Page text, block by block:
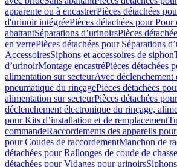
apparente ou à encastrerPièces détachées
d'urinoir intégréePièces détachées pour
abattantSéparations d’urinoirsPièces
en verrePièces détachées pour Séparations
AccessoiresSiphons et accessoires de siphon
dʼurinoirMontage encastréPièces détachées
alimentation sur secteurAvec
pneumatique du rinçagePièces détachées
alimentation sur secteurPièces détachées
déclenchement électronique du rinçage,
pour Kits d’installation et de remplacement
commandeRaccordements des appareils
pour Coudes de raccordementManchon de
détachées pour Rallonges de coude de chasse
détachées pour Vidages pour urinoirs